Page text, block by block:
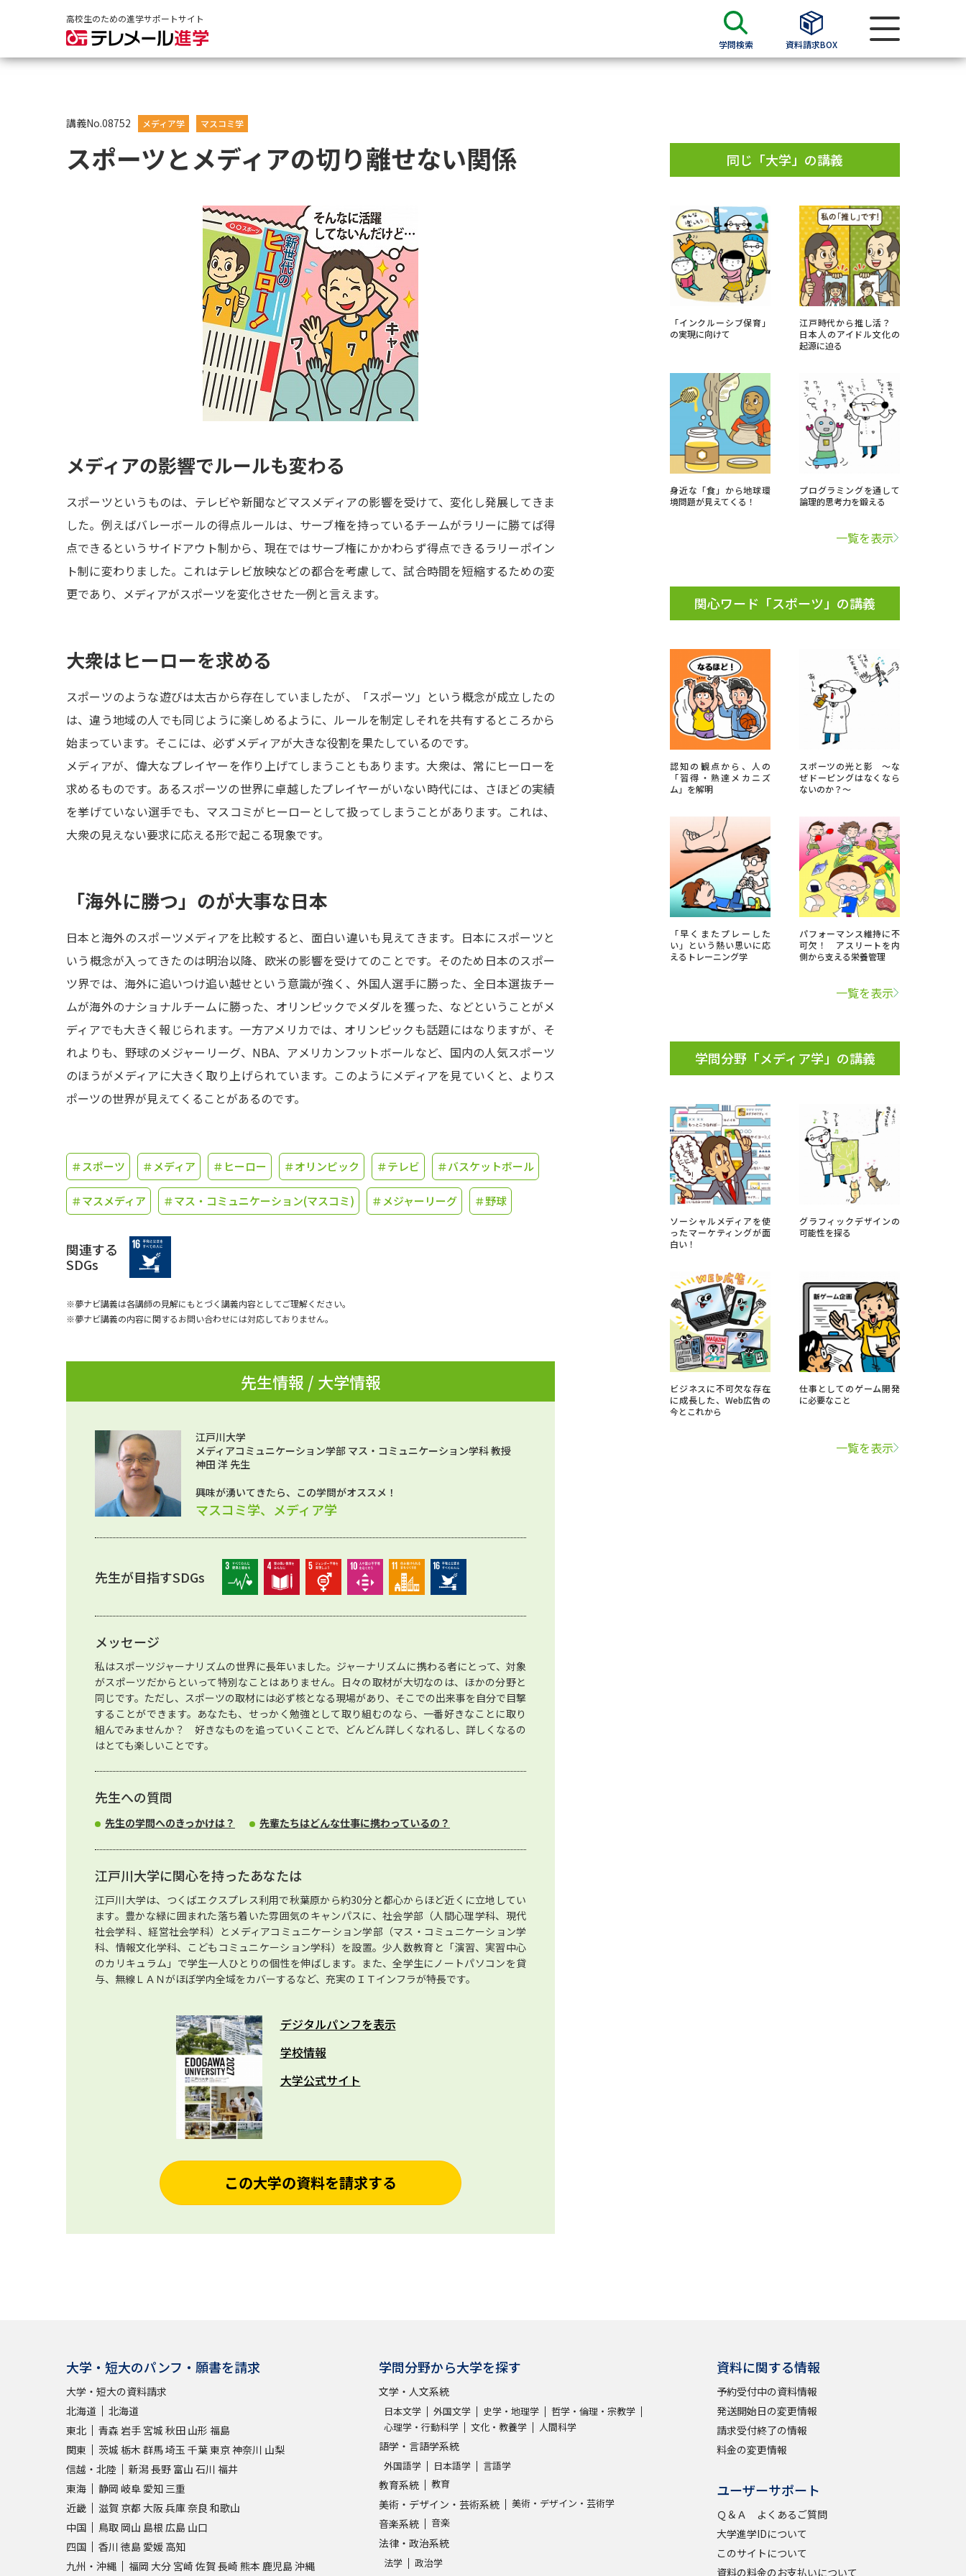
高校生のための進学サポートサイト
学問検索 資料請求BOX
大学・短大の資料種類から請求
大学パンフ
過去問題集
留学・進学関連、塾・予備校
高等学校卒業程度認定試験
小学校教員資格認定試験
大学検索
大学で学べる内容や特徴を調べる
新増設大学・学部・学科特集
データサイエンス特集
新学年スタート号特集ページ（高3生用）
オープンキャンパスなどを調べる
実施プログラムから探す
来場型・Web型イベント特集
資料検索
先輩が入学を決めた理由
テレメール全国一斉進学調査
新生活お役立ちガイド
学問発見
大学で学びたい学問発見
ユーザーサポート
Ｑ＆Ａ よくあるご質問
このサイトについて
受付内容・発送状況の確認 テレメール
お支払いサイト
お問合せ先 テレメール進学カタログ
講義No.08752 メディア学 マスコミ学
スポーツとメディアの切り離せない関係
メディアの影響でルールも変わる
スポーツというものは、テレビや新聞などマスメディアの影響を受けて、変化し発展してきま
した。例えばバレーボールの得点ルールは、サーブ権を持っているチームがラリーに勝てば得
点できるというサイドアウト制から、現在ではサーブ権にかかわらず得点できるラリーポイン
ト制に変わりました。これはテレビ放映などの都合を考慮して、試合時間を短縮するための変
更であり、メディアがスポーツを変化させた一例と言えます。
大衆はヒーローを求める
スポーツのような遊びは太古から存在していましたが、「スポーツ」という概念が成立したの
は、違う地域の人でも同じように楽しめるように、ルールを制定しそれを共有するところから
始まっています。そこには、必ずメディアが大きな役割を果たしているのです。
メディアが、偉大なプレイヤーを作り上げてしまうこともあります。大衆は、常にヒーローを
求めるものです。あるスポーツの世界に卓越したプレイヤーがいない時代には、さほどの実績
を挙げていない選手でも、マスコミがヒーローとして扱ってしまうことがあります。これは、
大衆の見えない要求に応える形で起こる現象です。
「海外に勝つ」のが大事な日本
日本と海外のスポーツメディアを比較すると、面白い違いも見えてきます。日本にスポーツと
いう概念が入ってきたのは明治以降、欧米の影響を受けてのことです。そのため日本のスポー
ツ界では、海外に追いつけ追い越せという意識が強く、外国人選手に勝った、全日本選抜チー
ムが海外のナショナルチームに勝った、オリンピックでメダルを獲った、などということがメ
ディアでも大きく報じられます。一方アメリカでは、オリンピックも話題にはなりますが、そ
れよりも、野球のメジャーリーグ、NBA、アメリカンフットボールなど、国内の人気スポーツ
のほうがメディアに大きく取り上げられています。このようにメディアを見ていくと、よりス
ポーツの世界が見えてくることがあるのです。
＃スポーツ ＃メディア ＃ヒーロー ＃オリンピック ＃テレビ ＃バスケットボール
＃マスメディア ＃マス・コミュニケーション(マスコミ) ＃メジャーリーグ ＃野球
関連する
SDGs
※夢ナビ講義は各講師の見解にもとづく講義内容としてご理解ください。
※夢ナビ講義の内容に関するお問い合わせには対応しておりません。
先生情報 / 大学情報
江戸川大学
メディアコミュニケーション学部 マス・コミュニケーション学科 教授
神田 洋 先生
興味が湧いてきたら、この学問がオススメ！
マスコミ学、メディア学
先生が目指すSDGs
メッセージ
私はスポーツジャーナリズムの世界に長年いました。ジャーナリズムに携わる者にとって、対象
がスポーツだからといって特別なことはありません。日々の取材が大切なのは、ほかの分野と
同じです。ただし、スポーツの取材には必ず核となる現場があり、そこでの出来事を自分で目撃
することができます。あなたも、せっかく勉強として取り組むのなら、一番好きなことに取り
組んでみませんか？ 好きなものを追っていくことで、どんどん詳しくなれるし、詳しくなるの
はとても楽しいことです。
先生への質問
先生の学問へのきっかけは？ 先輩たちはどんな仕事に携わっているの？
江戸川大学に関心を持ったあなたは
江戸川大学は、つくばエクスプレス利用で秋葉原から約30分と都心からほど近くに立地してい
ます。豊かな緑に囲まれた落ち着いた雰囲気のキャンパスに、社会学部（人間心理学科、現代
社会学科 、経営社会学科）とメディアコミュニケーション学部（マス・コミュニケーション学
科、情報文化学科、こどもコミュニケーション学科）を設置。少人数教育と「演習、実習中心
のカリキュラム」で学生一人ひとりの個性を伸ばします。また、全学生にノートパソコンを貸
与、無線ＬＡＮがほぼ学内全域をカバーするなど、充実のＩＴインフラが特長です。
デジタルパンフを表示
学校情報
大学公式サイト
この大学の資料を請求する
同じ「大学」の講義
「インクルーシブ保育」
の実現に向けて
江戸時代から推し活？
日本人のアイドル文化の
起源に迫る
身近な「食」から地球環
境問題が見えてくる！
プログラミングを通して
論理的思考力を鍛える
一覧を表示
関心ワード「スポーツ」の講義
認知の観点から、人の
「習得・熟達メカニズ
ム」を解明
スポーツの光と影 ～な
ぜドーピングはなくなら
ないのか？～
「早くまたプレーした
い」という熱い思いに応
えるトレーニング学
パフォーマンス維持に不
可欠！ アスリートを内
側から支える栄養管理
一覧を表示
学問分野「メディア学」の講義
ソーシャルメディアを使
ったマーケティングが面
白い！
グラフィックデザインの
可能性を探る
ビジネスに不可欠な存在
に成長した、Web広告の
今とこれから
仕事としてのゲーム開発
に必要なこと
一覧を表示
大学・短大のパンフ・願書を請求
大学・短大の資料請求
北海道
北海道
東北
青森 岩手 宮城 秋田 山形 福島
関東
茨城 栃木 群馬埼玉 千葉東京神奈川 山梨
信越・北陸
新潟長野 富山 石川 福井
東海
静岡 岐阜 愛知 三重
近畿
滋賀 京都 大阪兵庫奈良 和歌山
中国
鳥取 岡山 島根 広島 山口
四国
香川 徳島 愛媛 高知
九州・沖縄
福岡 大分 宮崎 佐賀 長崎 熊本 鹿児島沖縄
学問分野から大学を探す
文学・人文系統
日本文学 外国文学 史学・地理学
哲学・倫理・宗教学
心理学・行動科学
文化・教養学 人間科学
語学・言語学系統
外国語学 日本語学 言語学
教育系統 教育
美術・デザイン・芸術系統 美術・デザイン・芸術学
音楽系統 音楽
法律・政治系統
法学 政治学
資料に関する情報
予約受付中の資料情報
発送開始日の変更情報
請求受付終了の情報
料金の変更情報
ユーザーサポート
Ｑ＆Ａ よくあるご質問
大学進学IDについて
このサイトについて
資料の料金のお支払いについて